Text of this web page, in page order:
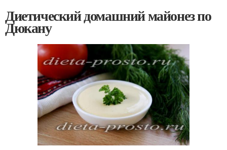
Диетический домашний майонез по
Дюкану